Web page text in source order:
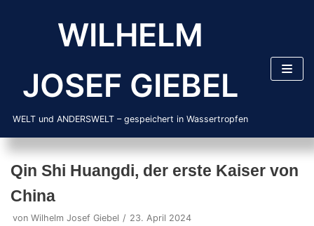
WILHELM
JOSEF GIEBEL
WELT und ANDERSWELT – gespeichert in Wassertropfen
Qin Shi Huangdi, der erste Kaiser von
China
von Wilhelm Josef Giebel 23. April 2024